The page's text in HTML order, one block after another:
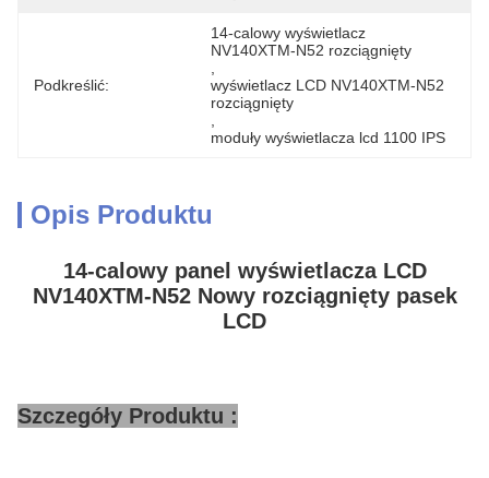
Podkreślić:
14-calowy wyświetlacz
NV140XTM-N52 rozciągnięty
wyświetlacz LCD NV140XTM-N52
rozciągnięty
moduły wyświetlacza lcd 1100 IPS
Opis Produktu
14-calowy panel wyświetlacza LCD
NV140XTM-N52 Nowy rozciągnięty pasek
LCD
Szczegóły Produktu :